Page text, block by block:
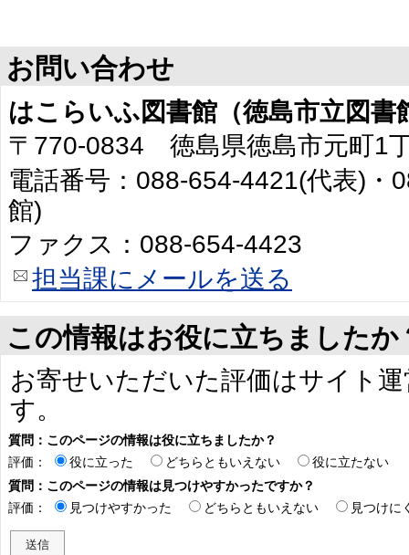
お問い合わせ
はこらいふ図書館（徳島市立図書
〒770-0834 徳島県徳島市元町1
電話番号：088-654-4421(代表)・
館)
ファクス：088-654-4423
担当課にメールを送る
この情報はお役に立ちましたか
お寄せいただいた評価はサイト
す。
質問：このページの情報は役に立ちましたか？
評価：
役に立った どちらともいえない
役に立たない
質問：このページの情報は見つけやすかったですか？
評価：
見つけやすかった どちらともいえない 見つけに